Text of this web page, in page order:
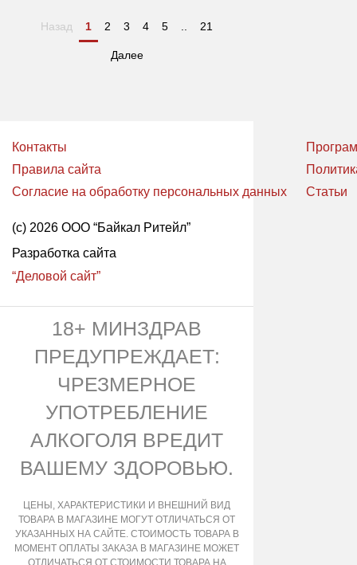
Назад 1 2 3 4 5 21
Далее
Контакты
Правила сайта
Согласие на обработку персональных данных
Статьи
(с) 2026 ООО “Байкал Ритейл”
Разработка сайта
“Деловой сайт”
18+ МИНЗДРАВ
ПРЕДУПРЕЖДАЕТ:
ЧРЕЗМЕРНОЕ
УПОТРЕБЛЕНИЕ
АЛКОГОЛЯ ВРЕДИТ
ВАШЕМУ ЗДОРОВЬЮ.
ЦЕНЫ, ХАРАКТЕРИСТИКИ И ВНЕШНИЙ ВИД
ТОВАРА В МАГАЗИНЕ МОГУТ ОТЛИЧАТЬСЯ ОТ
УКАЗАННЫХ НА САЙТЕ. СТОИМОСТЬ ТОВАРА В
МОМЕНТ ОПЛАТЫ ЗАКАЗА В МАГАЗИНЕ МОЖЕТ
ОТЛИЧАТЬСЯ ОТ СТОИМОСТИ ТОВАРА НА